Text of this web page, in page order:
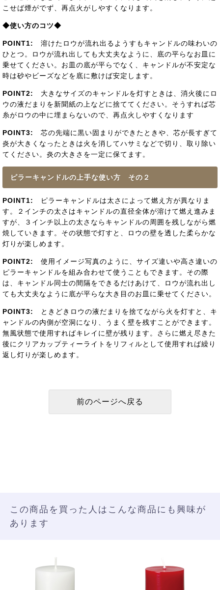
こせば煙がでず、再点火がしやすくなります。
◆使い方のコツ◆
POINT1:
溶けたロウが流れ出るようすもキャンドルの味わいの
ひとつ。ロウが流れ出しても大丈夫なように、底の平らなお皿に
乗せてください。お皿の底が平らでなく、キャンドルが不安定な
時は砂やビーズなどを底に敷けば安定します。
POINT2:
大きなサイズのキャンドルを灯すときは、消火後にロ
ウの液だまりを新聞紙の上などに捨ててください。そうすれば芯
糸がロウの中に埋まらないので、再点火しやすくなります
POINT3:
芯の先端に黒い固まりができたときや、芯が長すぎて
炎が大きくなったときは火を消してハサミなどで切り、取り除い
てください。炎の大きさを一定に保てます。
ピラーキャンドルの上手な使い方 その２
POINT1:
ピラーキャンドルは太さによって燃え方が異なりま
す。２インチの太さはキャンドルの直径全体が溶けて燃え進みま
すが、３インチ以上の太さならキャンドルの周囲を残しながら燃
焼していきます。その状態で灯すと、ロウの壁を透した柔らかな
灯りが楽しめます。
POINT2:
使用イメージ写真のように、サイズ違いや高さ違いの
ピラーキャンドルを組み合わせて使うこともできます。その際
は、キャンドル同士の間隔をできるだけあけて、ロウが流れ出し
ても大丈夫なように底が平らな大き目のお皿に乗せてください。
POINT3:
ときどきロウの液だまりを捨てながら火を灯すと、キ
ャンドルの内側が空洞になり、うまく壁を残すことができます。
無風状態で使用すればキレイに壁が残ります。さらに燃え尽きた
後にクリアカップティーライトをリフィルとして使用すれば繰り
返し灯りが楽しめます。
この商品を買った人はこんな商品にも興味が
あります